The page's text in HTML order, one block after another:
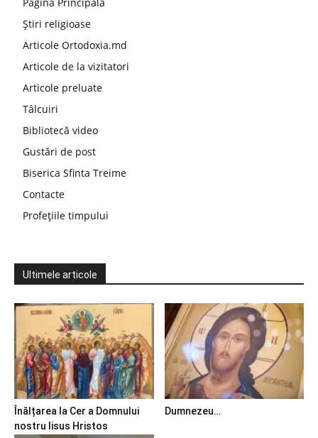
Știri religioase
Articole Ortodoxia.md
Articole de la vizitatori
Articole preluate
Tâlcuiri
Bibliotecă video
Gustări de post
Biserica Sfinta Treime
Contacte
Profețiile timpului
Ultimele articole
Înălțarea la Cer a Domnului
nostru Iisus Hristos
Dumnezeu…